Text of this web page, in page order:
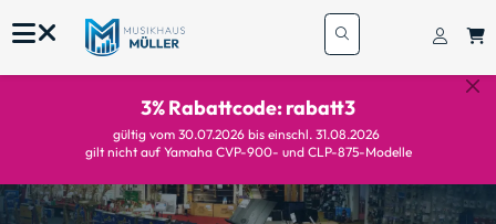
3% Rabattcode: rabatt3
gültig vom 30.07.2026 bis einschl. 31.08.2026
gilt nicht auf Yamaha CVP-900- und CLP-875-Modelle